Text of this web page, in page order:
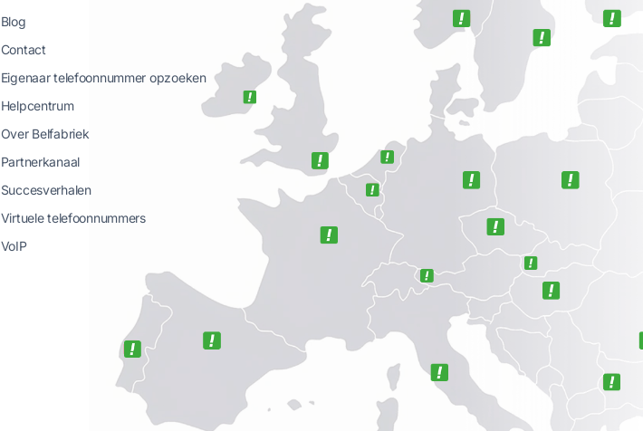
Blog
Contact
Eigenaar telefoonnummer opzoeken
Helpcentrum
Over Belfabriek
Partnerkanaal
Succesverhalen
Virtuele telefoonnummers
VoIP